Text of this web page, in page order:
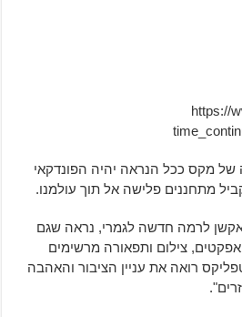
https://
של מקס ככל הנראה יהיה הפונדקאי
מתחננים פלישה אל תוך עולמנו.
לרמה חדשה לגמרי, נראה שגם
צילום ותפאורה מרשימים
רואה את עניין הציבור והאהבה